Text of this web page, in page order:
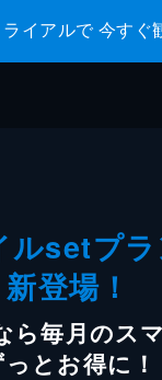
イアルで 今すぐ
ルsetプ
新登場！
ら毎月のス
とお得に！